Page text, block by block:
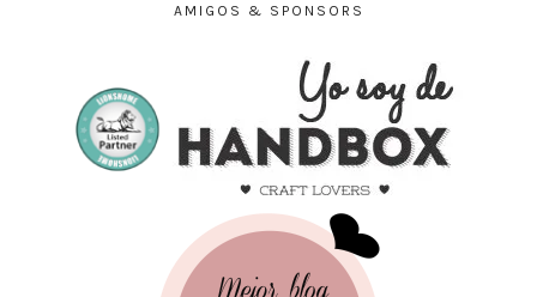
AMIGOS & SPONSORS